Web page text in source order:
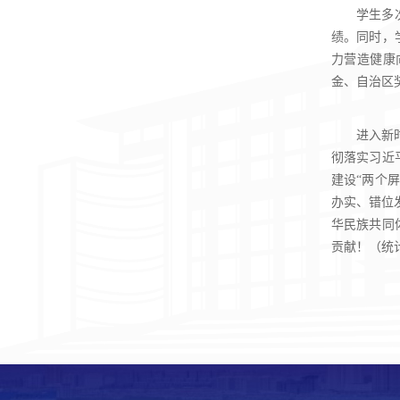
学生多
绩。同时，
力营造健康
金、自治区
进入新
彻落实习近
建设“两个
办实、错位
华民族共同
贡献！（统